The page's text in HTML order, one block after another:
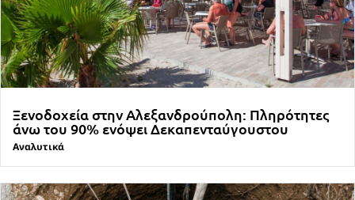
Ξενοδοχεία στην Αλεξανδρούπολη: Πληρότητες
άνω του 90% ενόψει Δεκαπενταύγουστου
Αναλυτικά